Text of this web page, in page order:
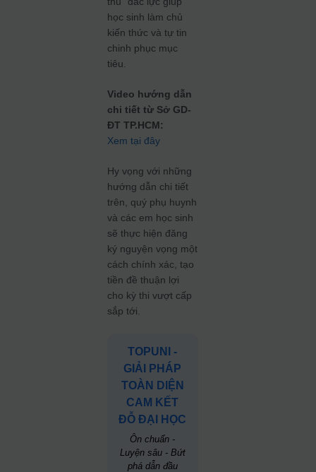
học sinh làm chủ
kiến thức và tự tin
chinh phục mục
tiêu.
Video hướng dẫn
chi tiết từ Sở GD-
ĐT TP.HCM:
Xem tại đây
Hy vọng với những
hướng dẫn chi tiết
trên, quý phụ huynh
và các em học sinh
sẽ thực hiện đăng
ký nguyện vọng một
cách chính xác, tạo
tiền đề thuận lợi
cho kỳ thi vượt cấp
sắp tới.
TOPUNI -
GIẢI PHÁP
TOÀN DIỆN
CAM KẾT
ĐỖ ĐẠI HỌC
Ôn chuẩn -
Luyện sâu - Bứt
phá dẫn đầu